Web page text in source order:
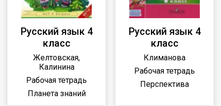
Русский язык 4
класс
Желтовская,
Калинина
Рабочая тетрадь
Планета знаний
Русский язык 4
класс
Климанова
Рабочая тетрадь
Перспектива